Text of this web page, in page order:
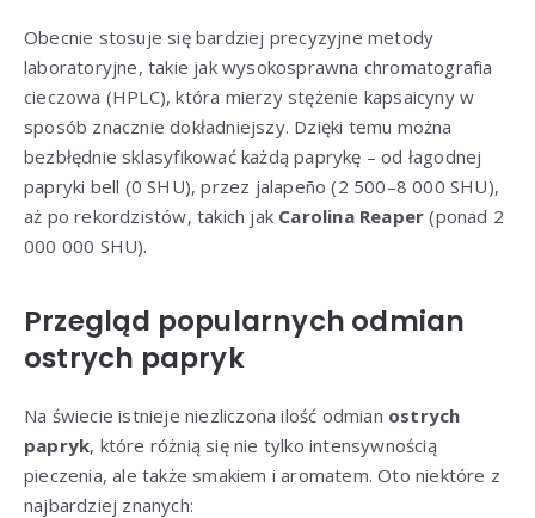
Obecnie stosuje się bardziej precyzyjne metody
laboratoryjne, takie jak wysokosprawna chromatografia
cieczowa (HPLC), która mierzy stężenie kapsaicyny w
sposób znacznie dokładniejszy. Dzięki temu można
bezbłędnie sklasyfikować każdą paprykę – od łagodnej
papryki bell (0 SHU), przez jalapeño (2 500–8 000 SHU),
aż po rekordzistów, takich jak Carolina Reaper (ponad 2
000 000 SHU).
Przegląd popularnych odmian
ostrych papryk
Na świecie istnieje niezliczona ilość odmian ostrych
papryk, które różnią się nie tylko intensywnością
pieczenia, ale także smakiem i aromatem. Oto niektóre z
najbardziej znanych: